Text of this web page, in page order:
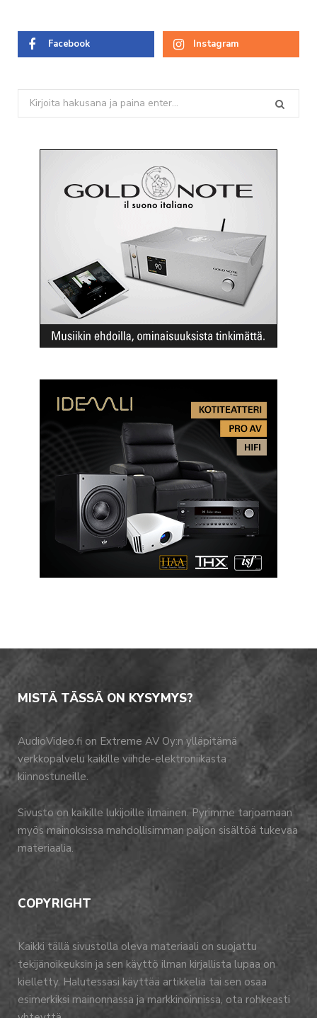
Facebook Instagram
Search
for:
MISTÄ TÄSSÄ ON KYSYMYS?
AudioVideo.fi on Extreme AV Oy:n ylläpitämä
verkkopalvelu kaikille viihde-elektroniikasta
kiinnostuneille.
Sivusto on kaikille lukijoille ilmainen. Pyrimme tarjoamaan
myös mainoksissa mahdollisimman paljon sisältöä tukevaa
materiaalia.
COPYRIGHT
Kaikki tällä sivustolla oleva materiaali on suojattu
tekijänoikeuksin ja sen käyttö ilman kirjallista lupaa on
kielletty. Halutessasi käyttää artikkelia tai sen osaa
esimerkiksi mainonnassa ja markkinoinnissa, ota rohkeasti